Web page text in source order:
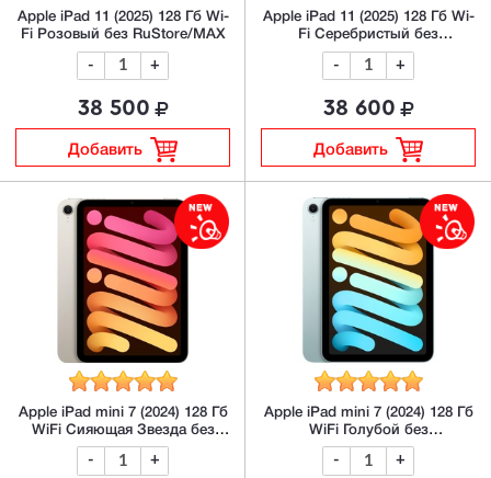
Apple iPad 11 (2025) 128 Гб Wi-
Fi Розовый без RuStore/MAX
- +
38 500
Добавить
Apple iPad 11 (2025) 128 Гб Wi-
Fi Серебристый без
RuStore/MAX
- +
38 600
Добавить
Apple iPad mini 7 (2024) 128 Гб
WiFi Сияющая Звезда без
RuStore/MAX
- +
Apple iPad mini 7 (2024) 128 Гб
WiFi Голубой без
RuStore/MAX
- +